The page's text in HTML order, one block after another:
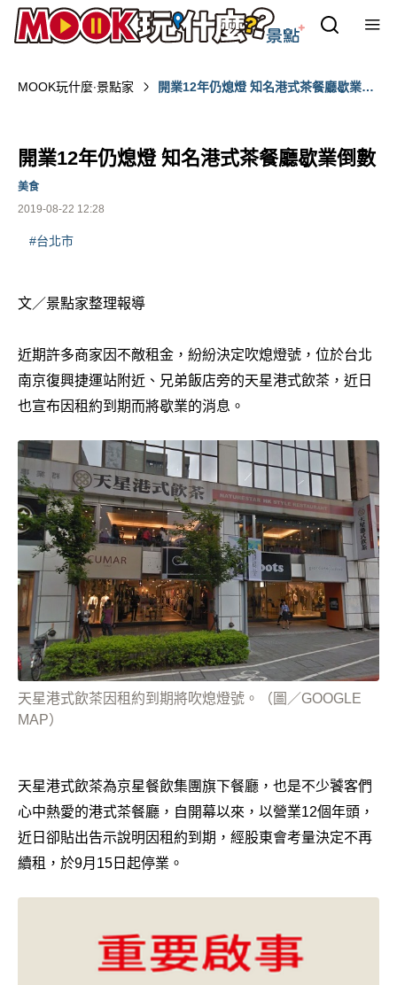
MOOK玩什麼‧景點家
開業12年仍熄燈 知名港式茶餐廳歇業倒
開業12年仍熄燈 知名港式茶餐廳歇業倒數
2019-08-22 12:28
美食
#台北市
文／景點家整理報導
近期許多商家因不敵租金，紛紛決定吹熄燈號，位於台北
南京復興捷運站附近、兄弟飯店旁的天星港式飲茶，近日
也宣布因租約到期而將歇業的消息。
天星港式飲茶因租約到期將吹熄燈號。（圖／GOOGLE
MAP）
天星港式飲茶為京星餐飲集團旗下餐廳，也是不少饕客們
心中熱愛的港式茶餐廳，自開幕以來，以營業12個年頭，
近日卻貼出告示說明因租約到期，經股東會考量決定不再
續租，於9月15日起停業。